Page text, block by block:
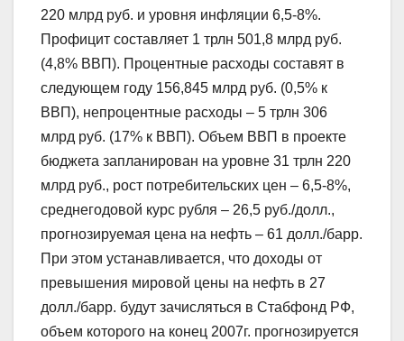
220 млрд руб. и уровня инфляции 6,5-8%.
Профицит составляет 1 трлн 501,8 млрд руб.
(4,8% ВВП). Процентные расходы составят в
следующем году 156,845 млрд руб. (0,5% к
ВВП), непроцентные расходы – 5 трлн 306
млрд руб. (17% к ВВП). Объем ВВП в проекте
бюджета запланирован на уровне 31 трлн 220
млрд руб., рост потребительских цен – 6,5-8%,
среднегодовой курс рубля – 26,5 руб./долл.,
прогнозируемая цена на нефть – 61 долл./барр.
При этом устанавливается, что доходы от
превышения мировой цены на нефть в 27
долл./барр. будут зачисляться в Стабфонд РФ,
объем которого на конец 2007г. прогнозируется